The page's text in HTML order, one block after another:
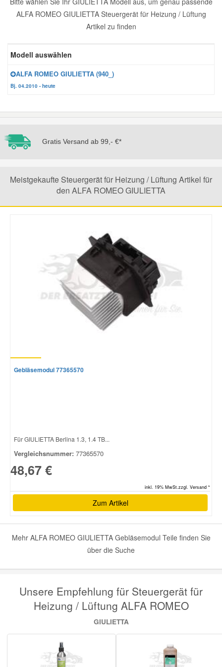
ALFA ROMEO GIULIETTA Steuergerät für Heizung / Lüftung
Artikel zu finden
Modell auswählen
ALFA ROMEO GIULIETTA (940_)
Bj. 04.2010 - heute
Gratis Versand ab 99,- €*
Meistgekaufte Steuergerät für Heizung / Lüftung Artikel für
den ALFA ROMEO GIULIETTA
Gebläsemodul 77365570
Für GIULIETTA Berlina 1.3, 1.4 TB...
Vergleichsnummer: 77365570
48,67 €
inkl. 19% MwSt.zzgl. Versand *
Zum Artikel
Mehr ALFA ROMEO GIULIETTA Gebläsemodul Teile finden Sie
über die Suche
Unsere Empfehlung für Steuergerät für
Heizung / Lüftung ALFA ROMEO
GIULIETTA
Scheibenreinigung
Reparatur-Zubehör
Schlüsselgehäuse
Winter-Autozubehör
Daewoo Ersatzteile
Dodge Ersatzteile
Kia Ersatzteile
Mercedes Ersatzteile
Mini Ersatzteile
Mitsubishi Ersatzteile
Nissan Ersatzteile
Skoda Ersatzteile
Smart Ersatzteile
Toyota Ersatzteile
Vauxhall Ersatzteile